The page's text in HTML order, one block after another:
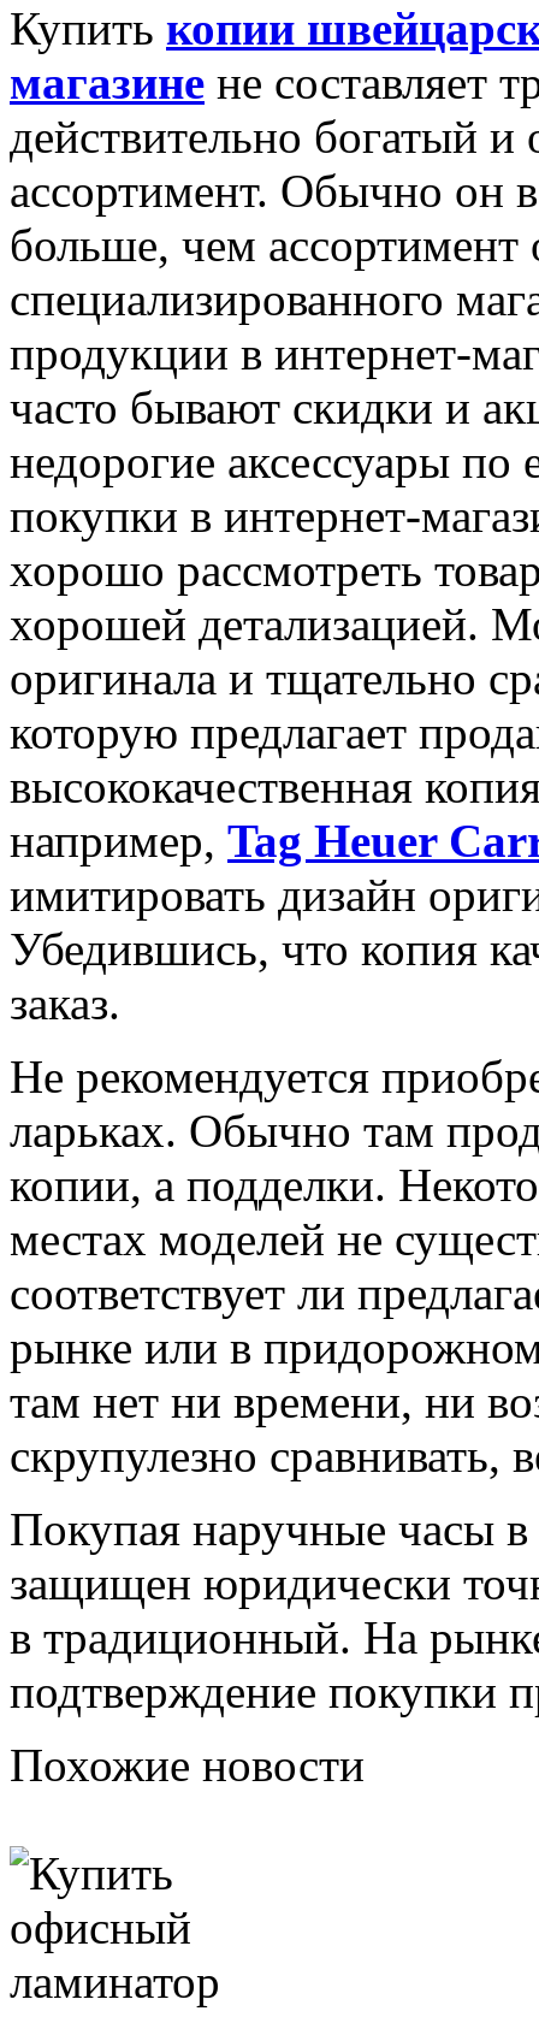
Купить копии
магазине не составляет
действительно богатый и
ассортимент. Обычно он
больше, чем ассортимент
специализированного
продукции в интернет-
часто бывают скидки и
недорогие аксессуары
покупки в интернет-
хорошо рассмотреть
хорошей детализацией.
оригинала и тщательно
которую предлагает
высококачественная
например, Tag Heuer
имитировать дизайн
Убедившись, что копия
заказ.
Не рекомендуется
ларьках. Обычно там
копии, а подделки.
местах моделей не
соответствует ли
рынке или в
там нет ни времени, ни
скрупулезно сравнивать,
Покупая наручные часы в
защищен юридически
в традиционный. На
подтверждение покупки
Похожие новости